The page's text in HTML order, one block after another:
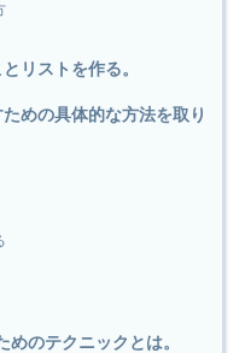
リストを作る。
めの具体的な方法を取り
のテクニックとは。